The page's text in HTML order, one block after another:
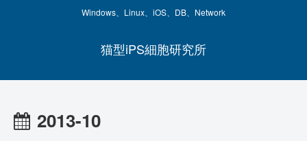
Windows、Linux、iOS、DB、Network
猫型iPS細胞研究所
2013-10